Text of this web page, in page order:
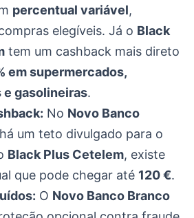
percentual variável,
elegíveis. Já o Black
tem um cashback mais direto
em supermercados,
gasolineiras.
No Novo Banco
um teto divulgado para o
Black Plus Cetelem, existe
que pode chegar até 120 €.
O Novo Banco Branco